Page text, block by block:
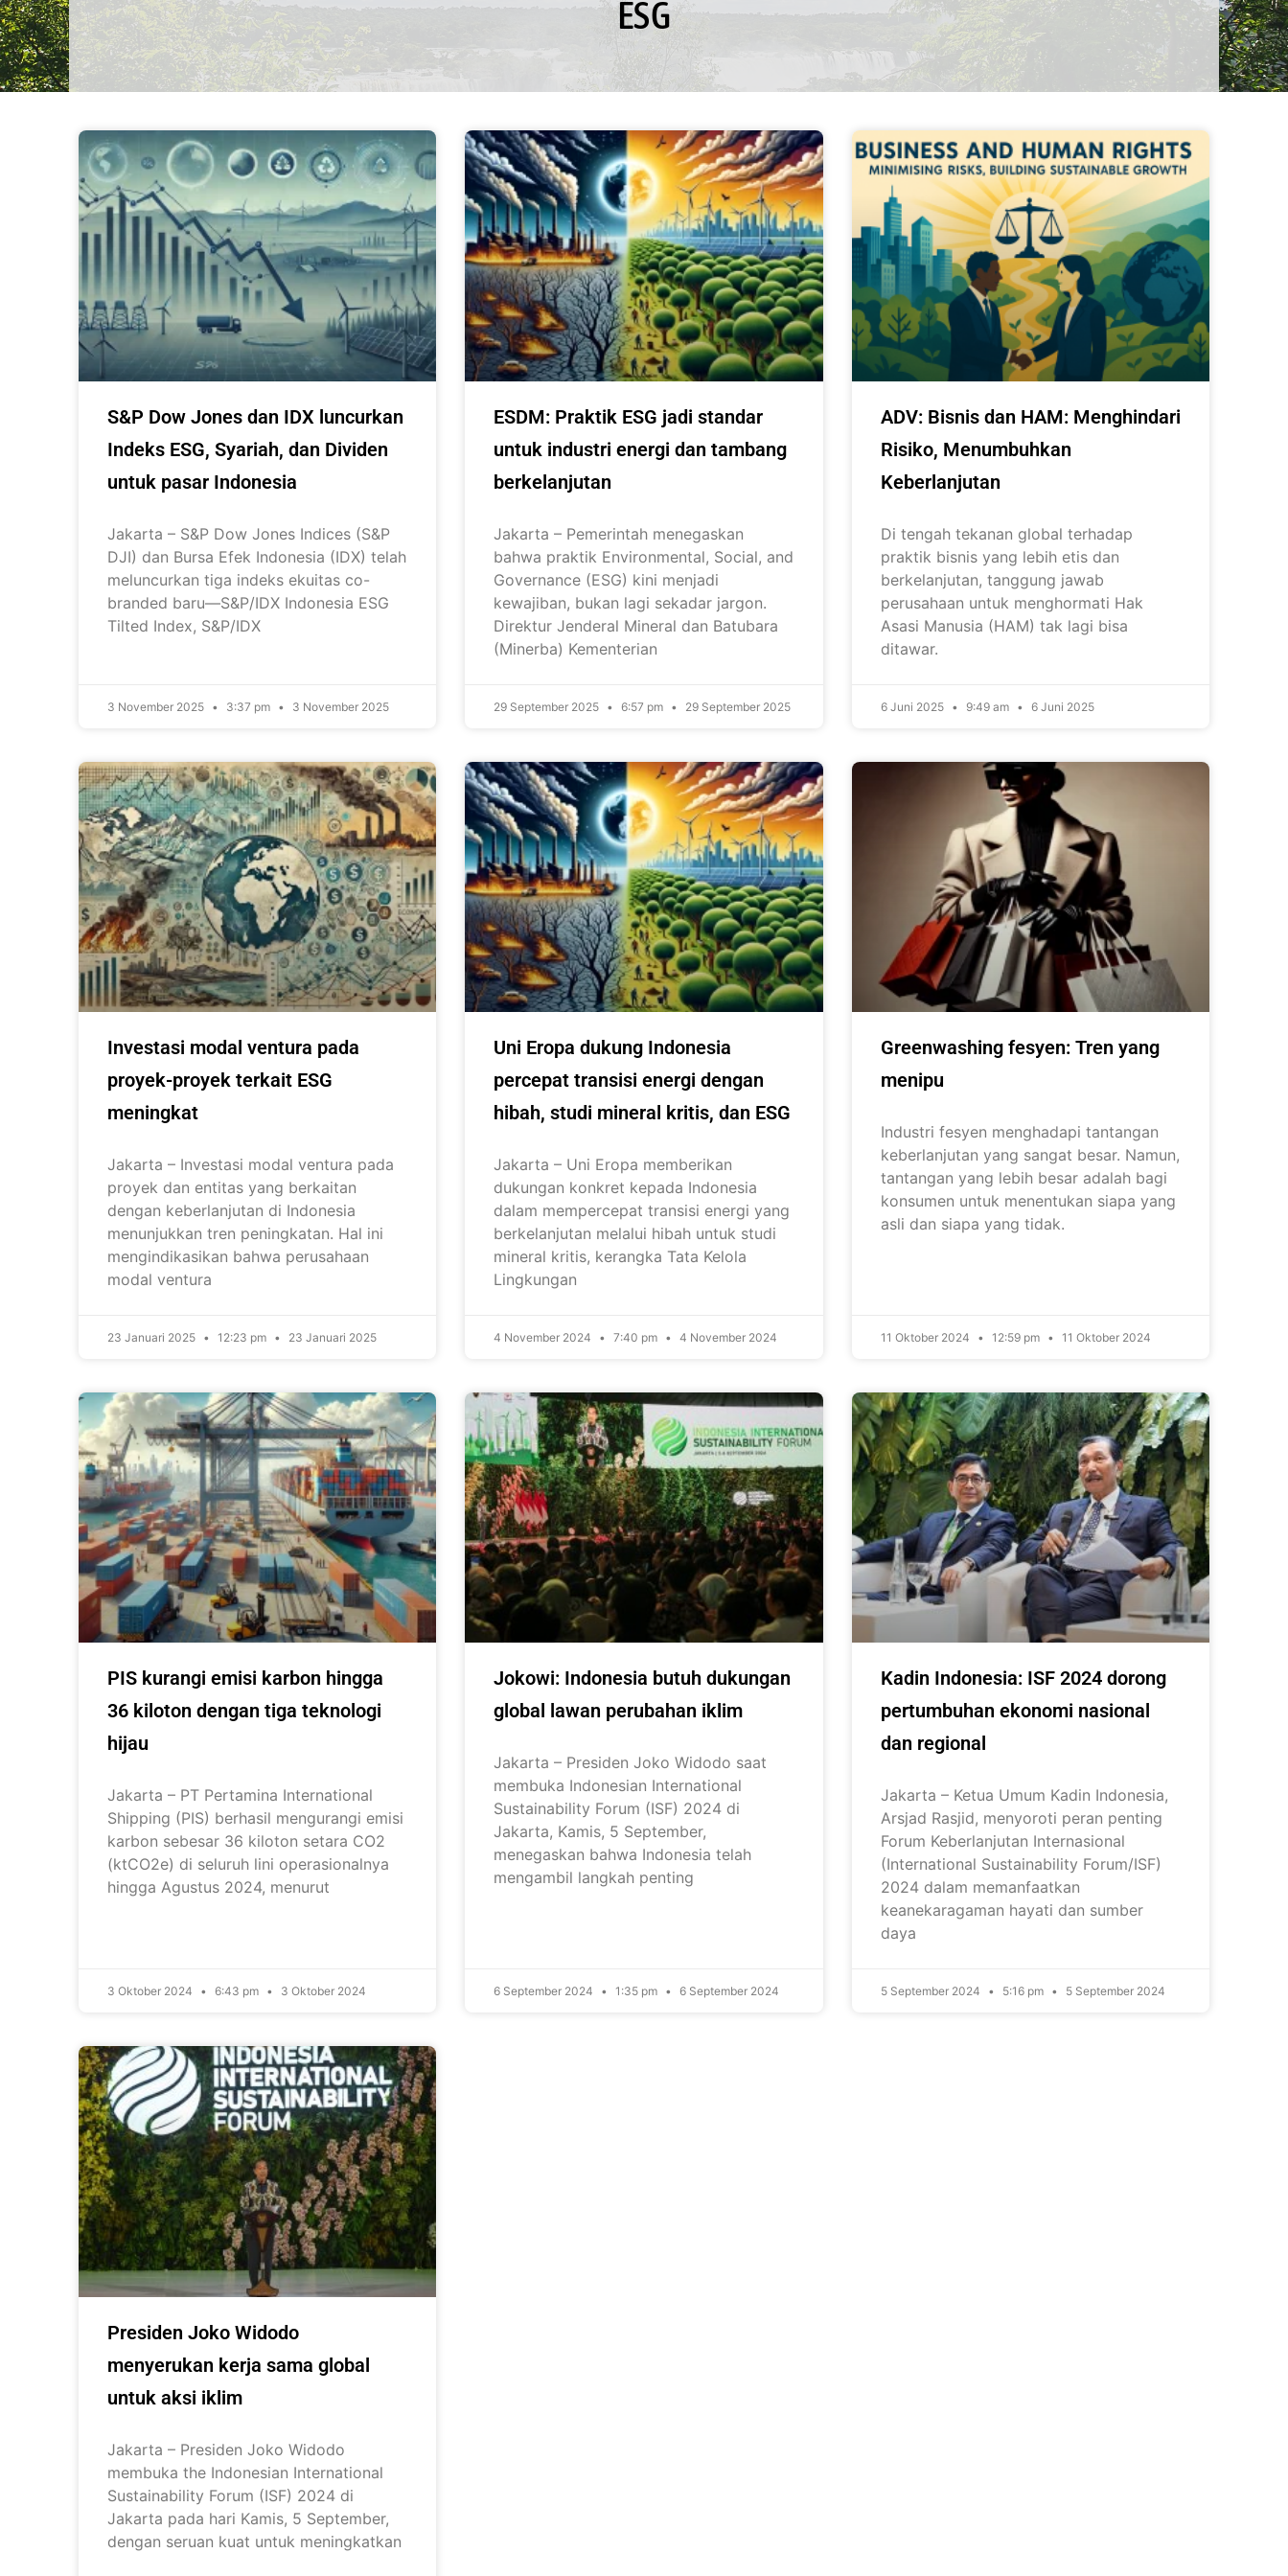
ESG
S&P Dow Jones dan IDX luncurkan
Indeks ESG, Syariah, dan Dividen
untuk pasar Indonesia
Jakarta – S&P Dow Jones Indices (S&P
DJI) dan Bursa Efek Indonesia (IDX) telah
meluncurkan tiga indeks ekuitas co-
branded baru—S&P/IDX Indonesia ESG
Tilted Index, S&P/IDX
3 November 2025 3:37 pm 3 November 2025
ESDM: Praktik ESG jadi standar
untuk industri energi dan tambang
berkelanjutan
Jakarta – Pemerintah menegaskan
bahwa praktik Environmental, Social, and
Governance (ESG) kini menjadi
kewajiban, bukan lagi sekadar jargon.
Direktur Jenderal Mineral dan Batubara
(Minerba) Kementerian
29 September 2025 6:57 pm 29 September 2025
ADV: Bisnis dan HAM: Menghindari
Risiko, Menumbuhkan
Keberlanjutan
Di tengah tekanan global terhadap
praktik bisnis yang lebih etis dan
berkelanjutan, tanggung jawab
perusahaan untuk menghormati Hak
Asasi Manusia (HAM) tak lagi bisa
ditawar.
6 Juni 2025 9:49 am 6 Juni 2025
Investasi modal ventura pada
proyek-proyek terkait ESG
meningkat
Jakarta – Investasi modal ventura pada
proyek dan entitas yang berkaitan
dengan keberlanjutan di Indonesia
menunjukkan tren peningkatan. Hal ini
mengindikasikan bahwa perusahaan
modal ventura
23 Januari 2025 12:23 pm 23 Januari 2025
Uni Eropa dukung Indonesia
percepat transisi energi dengan
hibah, studi mineral kritis, dan ESG
Jakarta – Uni Eropa memberikan
dukungan konkret kepada Indonesia
dalam mempercepat transisi energi yang
berkelanjutan melalui hibah untuk studi
mineral kritis, kerangka Tata Kelola
Lingkungan
4 November 2024 7:40 pm 4 November 2024
Greenwashing fesyen: Tren yang
menipu
Industri fesyen menghadapi tantangan
keberlanjutan yang sangat besar. Namun,
tantangan yang lebih besar adalah bagi
konsumen untuk menentukan siapa yang
asli dan siapa yang tidak.
11 Oktober 2024 12:59 pm 11 Oktober 2024
PIS kurangi emisi karbon hingga
36 kiloton dengan tiga teknologi
hijau
Jakarta – PT Pertamina International
Shipping (PIS) berhasil mengurangi emisi
karbon sebesar 36 kiloton setara CO2
(ktCO2e) di seluruh lini operasionalnya
hingga Agustus 2024, menurut
3 Oktober 2024 6:43 pm 3 Oktober 2024
Jokowi: Indonesia butuh dukungan
global lawan perubahan iklim
Jakarta – Presiden Joko Widodo saat
membuka Indonesian International
Sustainability Forum (ISF) 2024 di
Jakarta, Kamis, 5 September,
menegaskan bahwa Indonesia telah
mengambil langkah penting
6 September 2024 1:35 pm 6 September 2024
Kadin Indonesia: ISF 2024 dorong
pertumbuhan ekonomi nasional
dan regional
Jakarta – Ketua Umum Kadin Indonesia,
Arsjad Rasjid, menyoroti peran penting
Forum Keberlanjutan Internasional
(International Sustainability Forum/ISF)
2024 dalam memanfaatkan
keanekaragaman hayati dan sumber
daya
5 September 2024 5:16 pm 5 September 2024
Presiden Joko Widodo
menyerukan kerja sama global
untuk aksi iklim
Jakarta – Presiden Joko Widodo
membuka the Indonesian International
Sustainability Forum (ISF) 2024 di
Jakarta pada hari Kamis, 5 September,
dengan seruan kuat untuk meningkatkan